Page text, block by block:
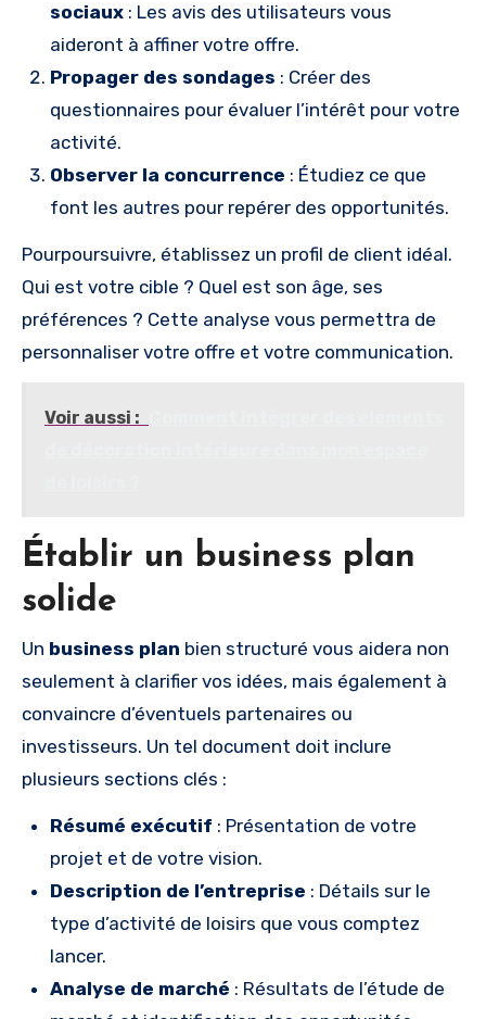
sociaux : Les avis des utilisateurs vous
aideront à affiner votre offre.
Propager des sondages : Créer des
questionnaires pour évaluer l’intérêt pour votre
activité.
Observer la concurrence : Étudiez ce que
font les autres pour repérer des opportunités.
Pourpoursuivre, établissez un profil de client idéal.
Qui est votre cible ? Quel est son âge, ses
préférences ? Cette analyse vous permettra de
personnaliser votre offre et votre communication.
Voir aussi :
Établir un business plan
solide
Un business plan bien structuré vous aidera non
seulement à clarifier vos idées, mais également à
convaincre d’éventuels partenaires ou
investisseurs. Un tel document doit inclure
plusieurs sections clés :
Résumé exécutif : Présentation de votre
projet et de votre vision.
Description de l’entreprise : Détails sur le
type d’activité de loisirs que vous comptez
lancer.
Analyse de marché : Résultats de l’étude de